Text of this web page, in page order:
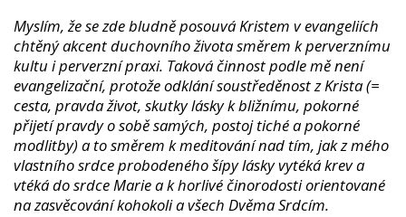
Myslím, že se zde bludně posouvá Kristem v evangeliích
chtěný akcent duchovního života směrem k perverznímu
kultu i perverzní praxi. Taková činnost podle mě není
evangelizační, protože odklání soustředěnost z Krista (=
cesta, pravda život, skutky lásky k bližnímu, pokorné
přijetí pravdy o sobě samých, postoj tiché a pokorné
modlitby) a to směrem k meditování nad tím, jak z mého
vlastního srdce probodeného šípy lásky vytéká krev a
vtéká do srdce Marie a k horlivé činorodosti orientované
na zasvěcování kohokoli a všech Dvěma Srdcím.